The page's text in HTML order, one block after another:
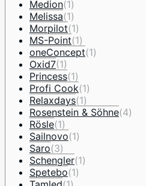
Medion(1)
Melissa(1)
Morpilot(1)
MS-Point(1)
oneConcept(1)
Oxid7(1)
Princess(1)
Profi Cook(1)
Relaxdays(1)
Rosenstein & Söhne(4)
Rösle(1)
Sailnovo(1)
Saro(3)
Schengler(1)
Spetebo(1)